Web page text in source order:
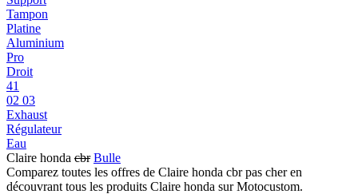
Tampon
Platine
Aluminium
Pro
Droit
41
02 03
Exhaust
Régulateur
Eau
Claire honda cbr Bulle
Comparez toutes les offres de Claire honda cbr pas cher en
découvrant tous les produits Claire honda sur Motocustom.